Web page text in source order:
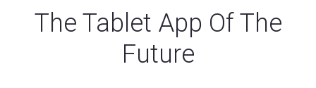
The Tablet App Of The
Future